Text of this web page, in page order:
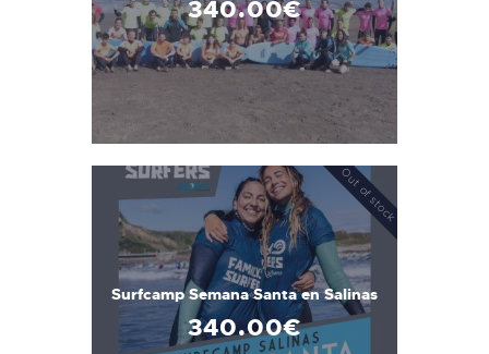
340.00€
Out of stock
Surfcamp Semana Santa en Salinas
340.00€